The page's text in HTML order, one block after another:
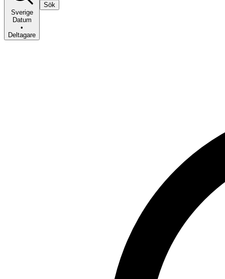
Sverige
Datum
•
Deltagare
Sök